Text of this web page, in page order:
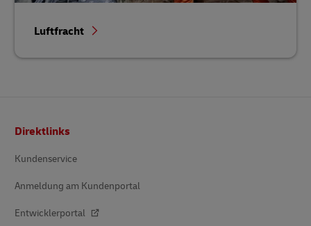
Luftfracht
Direktlinks
Kundenservice
Anmeldung am Kundenportal
Entwicklerportal